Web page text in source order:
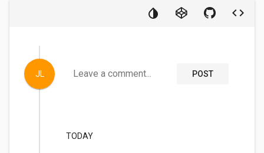
JL Leave a comment... POST
TODAY